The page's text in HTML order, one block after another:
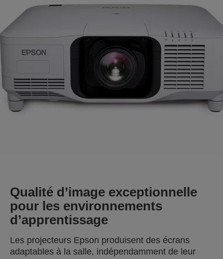
Qualité d’image exceptionnelle
pour les environnements
d’apprentissage
Les projecteurs Epson produisent des écrans
adaptables à la salle, indépendamment de leur